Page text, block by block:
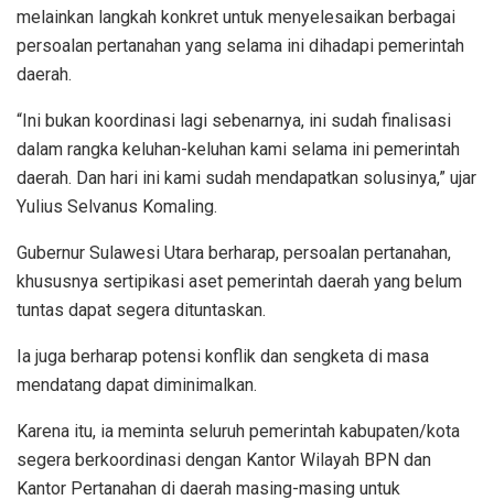
melainkan langkah konkret untuk menyelesaikan berbagai
persoalan pertanahan yang selama ini dihadapi pemerintah
daerah.
“Ini bukan koordinasi lagi sebenarnya, ini sudah finalisasi
dalam rangka keluhan-keluhan kami selama ini pemerintah
daerah. Dan hari ini kami sudah mendapatkan solusinya,” ujar
Yulius Selvanus Komaling.
Gubernur Sulawesi Utara berharap, persoalan pertanahan,
khususnya sertipikasi aset pemerintah daerah yang belum
tuntas dapat segera dituntaskan.
Ia juga berharap potensi konflik dan sengketa di masa
mendatang dapat diminimalkan.
Karena itu, ia meminta seluruh pemerintah kabupaten/kota
segera berkoordinasi dengan Kantor Wilayah BPN dan
Kantor Pertanahan di daerah masing-masing untuk